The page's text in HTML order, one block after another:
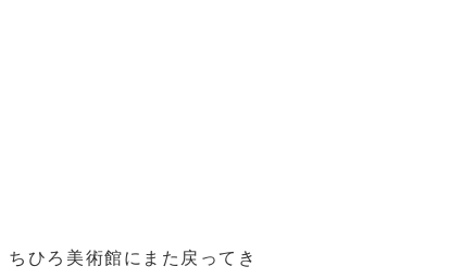
ひろ美術館にまた戻ってき